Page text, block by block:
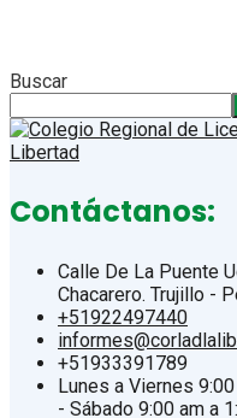
Buscar
Contáctanos:
Calle De La Puente
Chacarero. Trujillo -
+51922497440
+51933391789
Lunes a Viernes
- Sábado 9:00 am a